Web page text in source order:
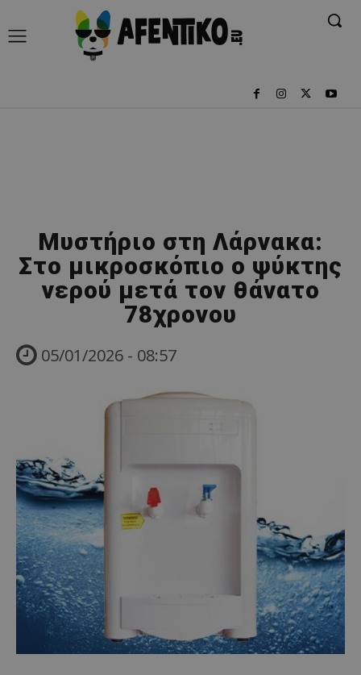
Μυστήριο στη Λάρνακα:
Στο μικροσκόπιο ο ψύκτης
νερού μετά τον θάνατο
78χρονου
05/01/2026 - 08:57